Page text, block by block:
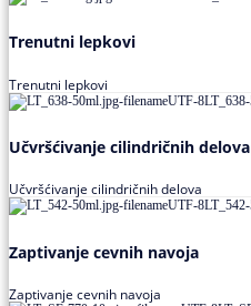
Trenutni lepkovi
Trenutni lepkovi
Učvršćivanje cilindričnih delova
Učvršćivanje cilindričnih delova
Zaptivanje cevnih navoja
Zaptivanje cevnih navoja